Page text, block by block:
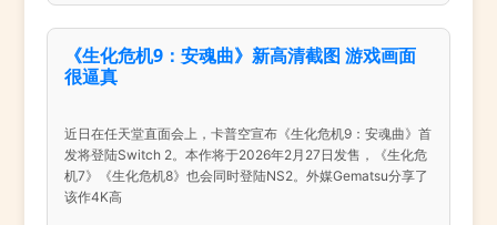
《生化危机9：安魂曲》新高清截图 游戏画面
很逼真
近日在任天堂直面会上，卡普空宣布《生化危机9：安魂曲》首
发将登陆Switch 2。本作将于2026年2月27日发售，《生化危
机7》《生化危机8》也会同时登陆NS2。外媒Gematsu分享了
该作4K高